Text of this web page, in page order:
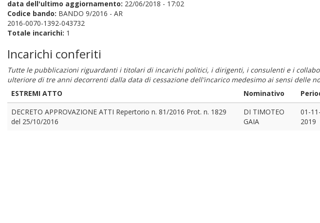
data dell'ultimo aggiornamento: 22/06/2018 - 17:02
Codice bando: BANDO 9/2016 - AR
2016-0070-1392-043732
Totale incarichi: 1
Incarichi conferiti
Tutte le pubblicazioni riguardanti i titolari di incarichi politici, i dirigenti, i consulenti e i
ulteriore di tre anni decorrenti dalla data di cessazione dell'incarico medesimo ai sensi delle
ESTREMI ATTO
Nominativo
DECRETO APPROVAZIONE ATTI Repertorio n. 81/2016 Prot. n. 1829
del 25/10/2016
DI TIMOTEO
GAIA
01-
2019